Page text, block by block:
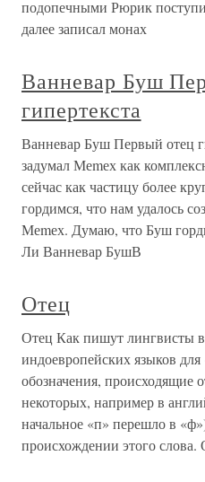
подопечными Рюрик
далее записал монах
Ванневар Буш
гипертекста
Ванневар Буш Первый отец
задумал Меmех как
сейчас как частицу более
гордимся, что нам удалось
Меmех. Думаю, что Буш
Ли Ванневар БушВ
Отец
Отец Как пишут лингвисты
индоевропейских языков
обозначения, происходящие
некоторых, например в
начальное «п» перешло в
происхождении этого слова.